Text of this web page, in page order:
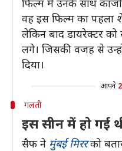
फिल्म में उनके साथ
वह इस फिल्म का पहला
लेकिन बाद डायरेक्टर
लगे। जिसकी वजह से
दिया।
आपने
गलती
इस सीन में हो गई
सैफ ने मुंबई मिररको